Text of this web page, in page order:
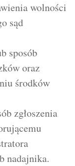
wolności
sąd
sposób
oraz
środków
zgłoszenia
nadajnika.